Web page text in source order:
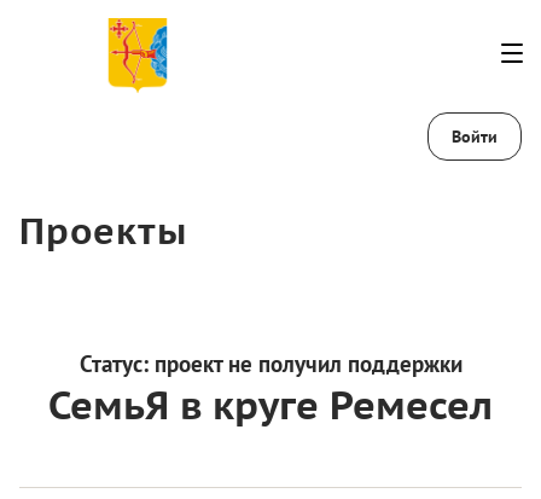
Войти
Проекты
Статус: проект не получил поддержки
СемьЯ в круге Ремесел